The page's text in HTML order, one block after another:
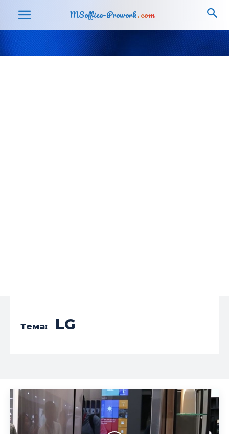
MSoffice-Prowork.com
Тема: LG